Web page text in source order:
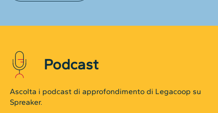
Podcast
Ascolta i podcast di approfondimento di Legacoop su
Spreaker.